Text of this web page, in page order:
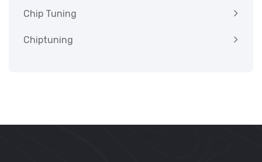
Chip Tuning
Chiptuning